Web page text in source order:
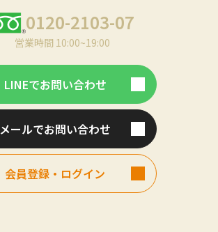
0120-2103-07
営業時間 10:00~19:00
LINEでお問い合わせ
メールでお問い合わせ
会員登録・ログイン